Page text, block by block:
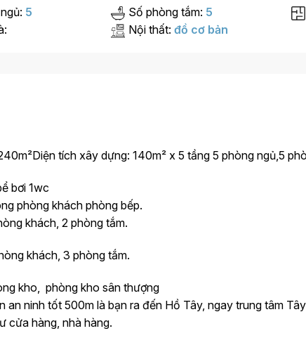
5 Số phòng tắm: 5
Nội thất: đồ cơ bản
tích xây dựng: 140m² x 5 tầng 5 phòng ngủ,5
bơi 1wc
phòng khách phòng bếp.
khách, 2 phòng tắm.
khách, 3 phòng tắm.
kho, phòng kho sân thượng
an ninh tốt 500m là bạn ra đến Hồ Tây, ngay trung tâm
cửa hàng, nhà hàng.